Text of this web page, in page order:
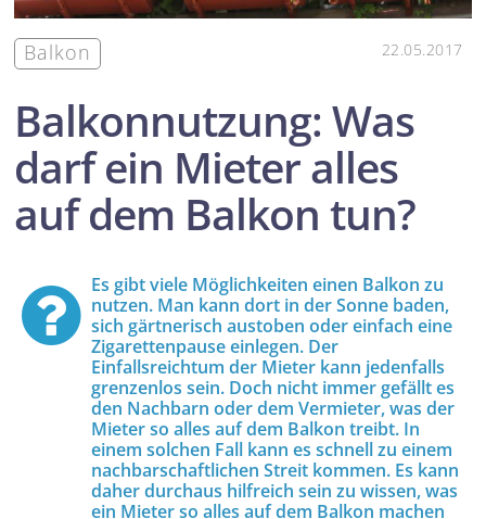
Balkon 22.05.2017
Balkonnutzung: Was
darf ein Mieter alles
auf dem Balkon tun?
Es gibt viele Möglichkeiten einen Balkon zu
nutzen. Man kann dort in der Sonne baden,
sich gärtnerisch austoben oder einfach eine
Zigarettenpause einlegen. Der
Einfallsreichtum der Mieter kann jedenfalls
grenzenlos sein. Doch nicht immer gefällt es
den Nachbarn oder dem Vermieter, was der
Mieter so alles auf dem Balkon treibt. In
einem solchen Fall kann es schnell zu einem
nachbarschaftlichen Streit kommen. Es kann
daher durchaus hilfreich sein zu wissen, was
ein Mieter so alles auf dem Balkon machen